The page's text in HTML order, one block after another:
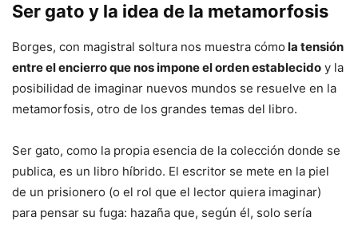
Ser gato y la idea de la metamorfosis
Borges, con magistral soltura nos muestra cómo la tensión
entre el encierro que nos impone el orden establecido y la
posibilidad de imaginar nuevos mundos se resuelve en la
metamorfosis, otro de los grandes temas del libro.
Ser gato, como la propia esencia de la colección donde se
publica, es un libro híbrido. El escritor se mete en la piel
de un prisionero (o el rol que el lector quiera imaginar)
para pensar su fuga: hazaña que, según él, solo sería